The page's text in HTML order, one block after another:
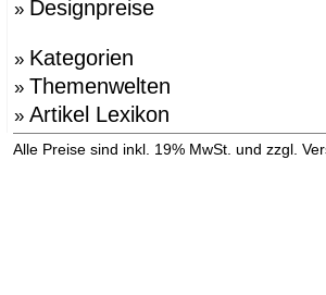
» Designpreise
» Kategorien
» Themenwelten
» Artikel Lexikon
Alle Preise sind inkl. 19% MwSt. und zzgl.